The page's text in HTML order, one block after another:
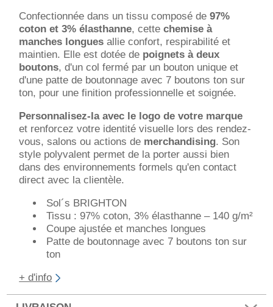
Confectionnée dans un tissu composé de97%
coton et 3% élasthanne, cettechemise à
manches longues allie confort, respirabilité et
maintien. Elle est dotée de poignets à deux
boutons, d'un col fermé par un bouton unique et
d'une patte de boutonnage avec 7 boutons ton sur
ton, pour une finition professionnelle et soignée.
Personnalisez-la avec le logo de votre marque
et renforcez votre identité visuelle lors des rendez-
vous, salons ou actions de merchandising. Son
style polyvalent permet de la porter aussi bien
dans des environnements formels qu'en contact
direct avec la clientèle.
Sol´s BRIGHTON
Tissu : 97% coton, 3% élasthanne – 140 g/m²
Coupe ajustée et manches longues
Patte de boutonnage avec 7 boutons ton sur
ton
+ d'info